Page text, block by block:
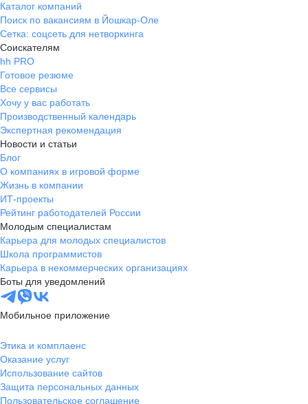
Каталог компаний
Поиск по вакансиям в Йошкар-Оле
Сетка: соцсеть для нетворкинга
Соискателям
hh PRO
Готовое резюме
Все сервисы
Хочу у вас работать
Производственный календарь
Экспертная рекомендация
Новости и статьи
Блог
О компаниях в игровой форме
Жизнь в компании
ИТ-проекты
Рейтинг работодателей России
Молодым специалистам
Карьера для молодых специалистов
Школа программистов
Карьера в некоммерческих организациях
Боты для уведомлений
Мобильное приложение
Этика и комплаенс
Оказание услуг
Использование сайтов
Защита персональных данных
Пользовательское соглашение